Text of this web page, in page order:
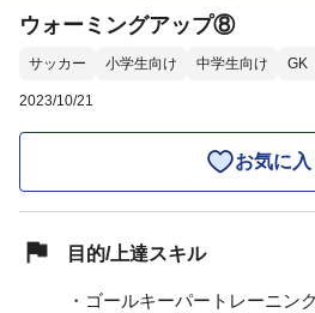
ウォーミングアップ⑧
サッカー 小学生向け 中学生向け GK
2023/10/21
お気に入
目的/上達スキル
・ゴールキーパートレーニン